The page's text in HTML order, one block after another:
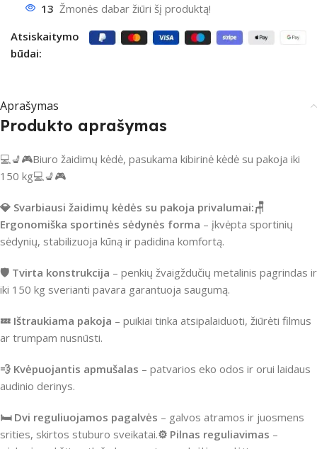
13 Žmonės dabar žiūri šį produktą!
Atsiskaitymo
būdai:
Aprašymas
Produkto aprašymas
💻💺🎮Biuro žaidimų kėdė, pasukama kibirinė kėdė su pakoja iki
150 kg💻💺🎮
💎 Svarbiausi žaidimų kėdės su pakoja privalumai:🪑
Ergonomiška sportinės sėdynės forma – įkvėpta sportinių
sėdynių, stabilizuoja kūną ir padidina komfortą.
🛡️ Tvirta konstrukcija – penkių žvaigždučių metalinis pagrindas ir
iki 150 kg sverianti pavara garantuoja saugumą.
💤 Ištraukiama pakoja – puikiai tinka atsipalaiduoti, žiūrėti filmus
ar trumpam nusnūsti.
💨 Kvėpuojantis apmušalas – patvarios eko odos ir orui laidaus
audinio derinys.
🛏️ Dvi reguliuojamos pagalvės – galvos atramos ir juosmens
srities, skirtos stuburo sveikatai.⚙️ Pilnas reguliavimas –